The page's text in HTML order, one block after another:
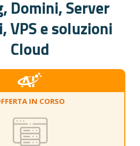
Domini, Server
VPS e soluzioni
Cloud
IN CORSO